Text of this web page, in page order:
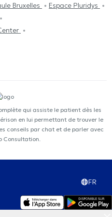
Bruxelles
Espace Pluridys
qui assiste le patient dès les
en lui permettant de trouver le
conseils par chat et de parler avec
Consultation.
FR